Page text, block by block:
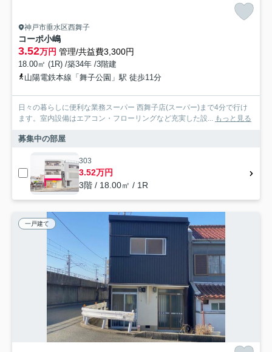
神戸市垂水区西舞子
コーポ小嶋
3.52万円 管理/共益費3,300円
18.00㎡ (1R) /築34年 /3階建
山陽電鉄本線「舞子公園」駅 徒歩11分
日々の暮らしに便利な業務スーパー 西舞子店(スーパー)まで4分で行け
ます。室内設備はエアコン・フローリングなど充実した設...
もっと見る
募集中の部屋
303
3.52万円
3階 / 18.00㎡ / 1R
一戸建て